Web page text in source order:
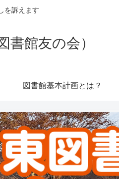
を訴えます
書館友の会）
図書館基本計画とは？